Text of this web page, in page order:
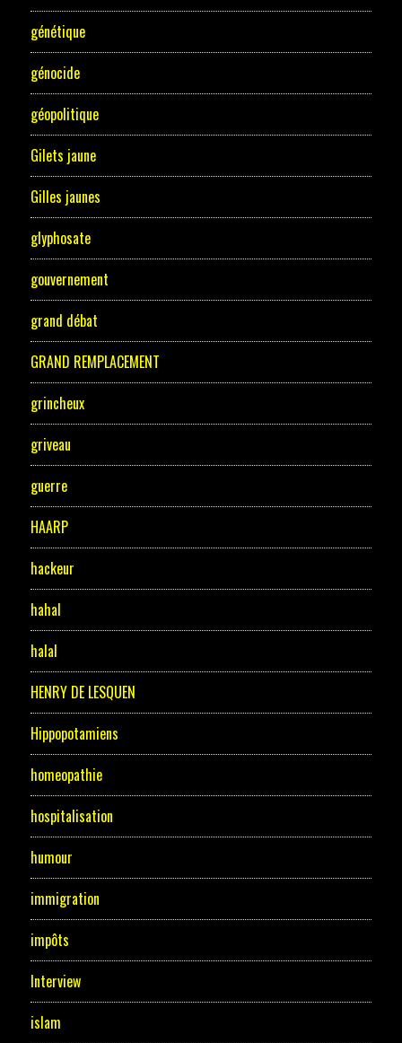
génétique
génocide
géopolitique
Gilets jaune
Gilles jaunes
glyphosate
gouvernement
grand débat
GRAND REMPLACEMENT
grincheux
griveau
guerre
HAARP
hackeur
hahal
halal
HENRY DE LESQUEN
Hippopotamiens
homeopathie
hospitalisation
humour
immigration
impôts
Interview
islam